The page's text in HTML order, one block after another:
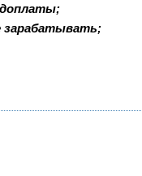
зарабатывать;